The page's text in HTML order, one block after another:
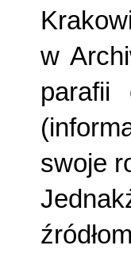
w
parafii
swoje